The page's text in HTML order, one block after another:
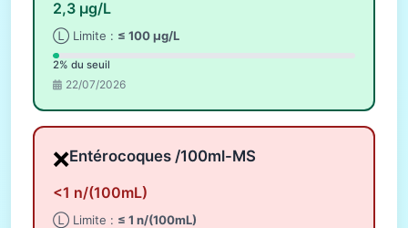
2,3 µg/L
Ⓛ Limite : ≤ 100 µg/L
2% du seuil
22/07/2026
❌Entérocoques /100ml-MS
<1 n/(100mL)
Ⓛ Limite : ≤ 1 n/(100mL)